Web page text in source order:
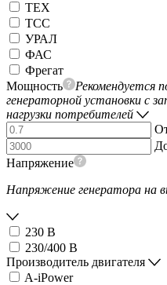
ТЕХ
ТСС
УРАЛ
ФАС
Фрегат
Мощность
Рекомендуется
генераторной установки с
нагрузки потребителей
Напряжение
Напряжение генератора на
230 В
230/400 В
Производитель двигателя
A-iPower